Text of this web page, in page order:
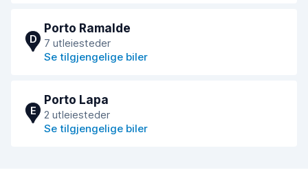
D
Porto Ramalde
7 utleiesteder
Se tilgjengelige biler
E
Porto Lapa
2 utleiesteder
Se tilgjengelige biler